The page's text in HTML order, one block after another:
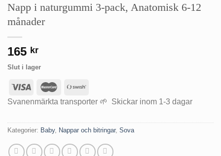
Napp i naturgummi 3-pack, Anatomisk 6-12
månader
165 kr
Slut i lager
Svanenmärkta transporter 🌱 Skickar inom 1-3 dagar
Kategorier: Baby, Nappar och bitringar, Sova